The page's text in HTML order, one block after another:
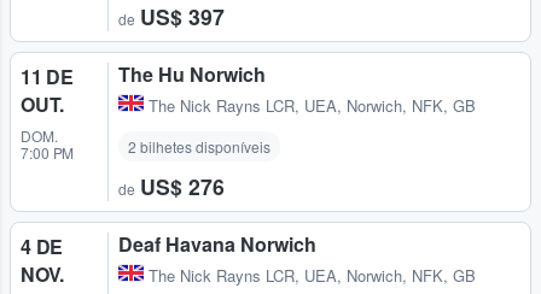
de US$ 397
11 DE
OUT.
DOM.
7:00 PM
The Hu Norwich
The Nick Rayns LCR, UEA, Norwich, NFK, GB
2 bilhetes disponíveis
de US$ 276
4 DE
NOV.
Deaf Havana Norwich
The Nick Rayns LCR, UEA, Norwich, NFK, GB